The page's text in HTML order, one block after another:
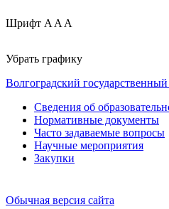
Шрифт A A A
Убрать графику
Волгоградский
Сведения об
Нормативные документы
Часто задаваемые вопросы
Научные мероприятия
Закупки
Обычная версия сайта